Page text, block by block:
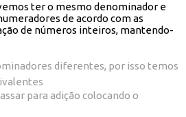
ter o mesmo denominador e
de acordo com as
de números inteiros, mantendo-
diferentes, por isso temos
para adição colocando o